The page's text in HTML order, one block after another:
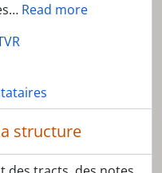
… Read more
structure